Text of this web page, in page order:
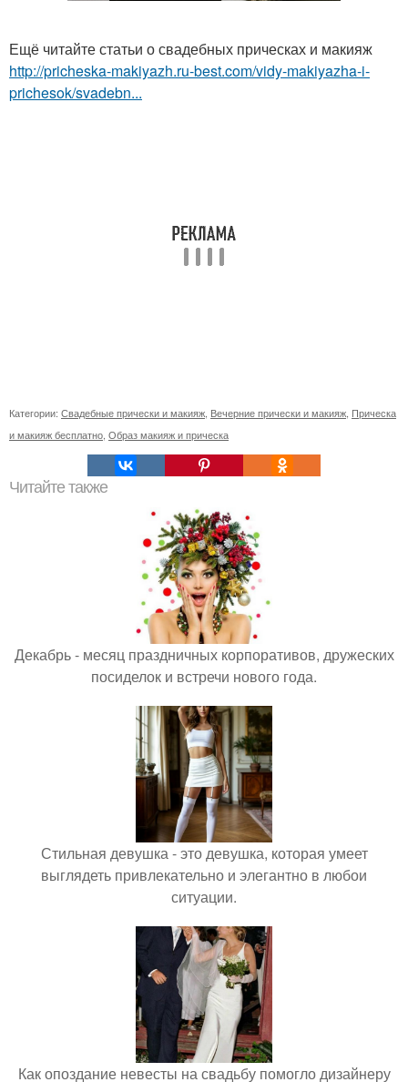
Ещё читайте статьи о свадебных прическах и макияж
http://pricheska-makiyazh.ru-best.com/vidy-makiyazha-i-
prichesok/svadebn...
Категории: Свадебные прически и макияж Вечерние прически и макияж Прическа
и макияж бесплатно Образ макияж и прическа
Читайте также
Декабрь - месяц праздничных корпоративов, дружеских
посиделок и встречи нового года.
Стильная девушка - это девушка, которая умеет
выглядеть привлекательно и элегантно в любои
ситуации.
Как опоздание невесты на свадьбу помогло дизайнеру